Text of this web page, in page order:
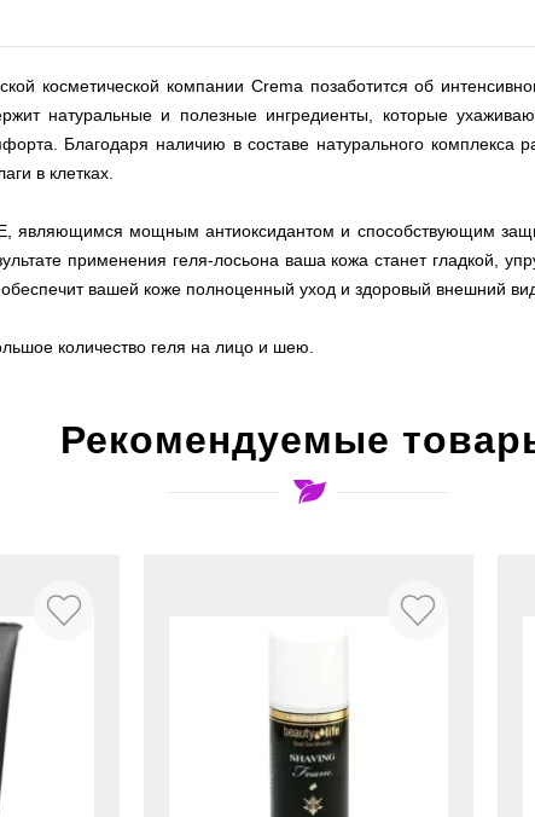
косметической компании Crema позаботится об
натуральные и полезные ингредиенты, которые
Благодаря наличию в составе натурального комплекса
в клетках.
являющимся мощным антиоксидантом и способствующим
применения геля-лосьона ваша кожа станет гладкой,
вашей коже полноценный уход и здоровый внешний
количество геля на лицо и шею.
Рекомендуемые